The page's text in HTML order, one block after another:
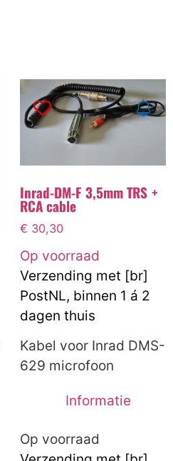
Inrad-DM-F 3,5mm TRS +
RCA cable
€ 30,30
Op voorraad
Verzending met [br]
PostNL, binnen 1 á 2
dagen thuis
Kabel voor Inrad DMS-
629 microfoon
Informatie
Op voorraad